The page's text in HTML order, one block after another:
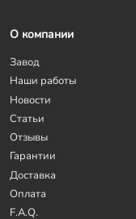
О компании
Завод
Наши работы
Новости
Статьи
Отзывы
Гарантии
Доставка
Оплата
F.A.Q.